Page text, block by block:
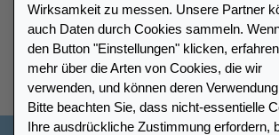
Meinen Leuchtturm Händler
Wirksamkeit zu messen. Unsere Partner
auch Daten durch Cookies sammeln.
den Button "Einstellungen" klicken,
mehr über die Arten von Cookies, die wir
verwenden, und können deren
Bitte beachten Sie, dass nicht-essentielle
Ihre ausdrückliche Zustimmung erfordern,